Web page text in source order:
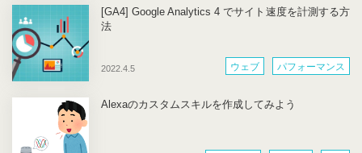
2022.4.5
[GA4] Google Analytics 4 でサイト速度を計測する方
法
ウェブ パフォーマンス
Alexaのカスタムスキルを作成してみよう